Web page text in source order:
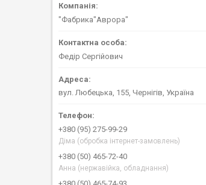
"Фабрика"Аврора"
Федір Сергійович
вул. Любецька, 155, Чернігів, Україна
+380 (95) 275-99-29
Діма (обробка інтернет-замовлень)
+380 (50) 465-72-40
Анна (нержавійка, обладнання)